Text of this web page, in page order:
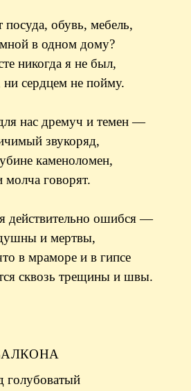
обувь, мебель,
в одном дому?
никогда я не был,
сердцем не пойму.
нас дремуч и темен —
звукоряд,
каменоломен,
говорят.
действительно ошибся —
и мертвы,
в мраморе и в гипсе
сквозь трещины и швы.
голубоватый